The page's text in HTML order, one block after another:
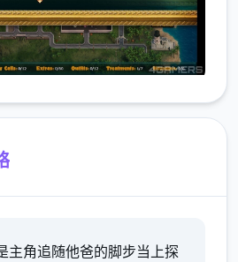
主角追随他爸的脚步当上探